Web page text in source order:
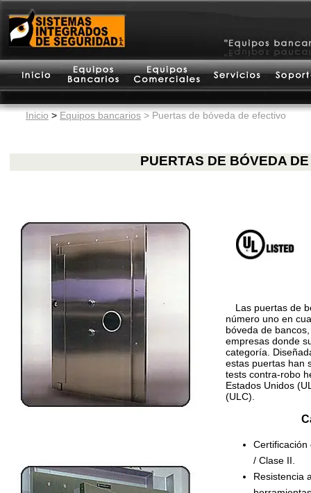
Las puertas de
número uno en
bóveda de
empresas donde
categoría.
estas puertas han
tests contra-robo
Estados Unidos
(ULC).
Certificación
/ Clase II.
Resistencia
PUERTAS DE BÓVEDA
Inicio > Equipos bancarios > Puertas de bóveda de efectivo